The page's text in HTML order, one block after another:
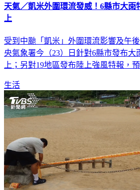
天氣／凱米外圍環流發威！6縣市大
上
受到中颱「凱米」外圍環流影響及午
央氣象署今（23）日針對6縣市發布大
上；另對19地區發布陸上強風特報，
生活